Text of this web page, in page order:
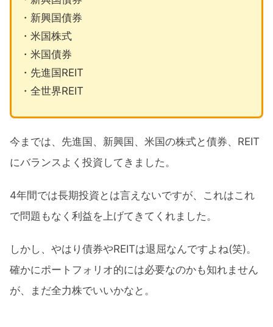
・新興国債券
・米国株式
・米国債券
・先進国REIT
・全世界REIT
今までは、先進国、新興国、米国の株式と債券、REIT
にバランスよく投資してきました。
4年間では長期投資とは言えないですが、これはこれ
で問題もなく利益を上げてきてくれました。
しかし、やはり債券やREITは退屈なんですよね(笑)。
確かにポートフォリオ的には必要なのかも知れません
が、まだ全力株でいいかなと。